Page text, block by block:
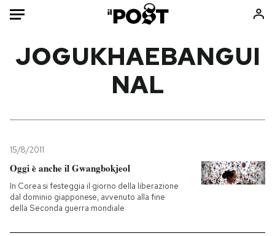
Mondo
Tecnologia
Internet
Scienza
Cultura
Libri
Ok Boomer!
Media
JOGUKHAEBANGUI
NAL
15/8/2011
Oggi è anche il Gwangbokjeol
In Corea si festeggia il giorno della liberazione
dal dominio giapponese, avvenuto alla fine
della Seconda guerra mondiale